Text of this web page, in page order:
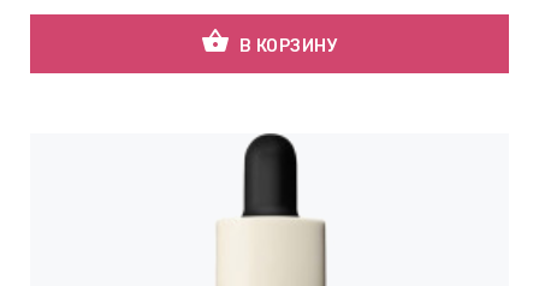
shopping_basket В КОРЗИНУ